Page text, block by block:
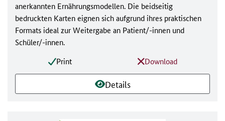
anerkannten Ernährungsmodellen. Die beidseitig
bedruckten Karten eignen sich aufgrund ihres praktischen
Formats ideal zur Weitergabe an Patient/-innen und
Schüler/-innen.
Print
Download
Details